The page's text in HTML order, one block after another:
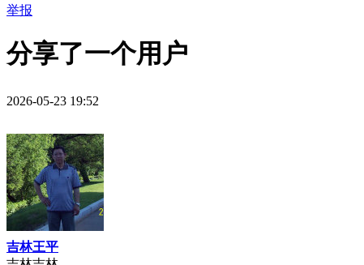
举报
分享了一个用户
2026-05-23 19:52
吉林王平